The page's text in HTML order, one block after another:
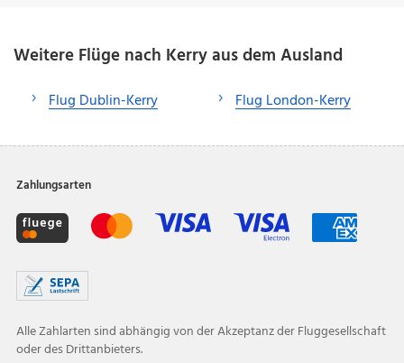
Weitere Flüge nach Kerry aus dem Ausland
Flug Dublin-Kerry Flug London-Kerry